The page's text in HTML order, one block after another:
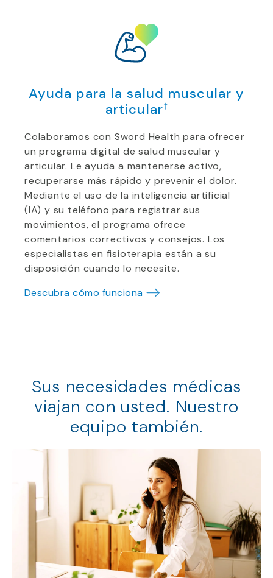
Ayuda para la salud muscular y
articular†
Colaboramos con Sword Health para ofrecer
un programa digital de salud muscular y
articular. Le ayuda a mantenerse activo,
recuperarse más rápido y prevenir el dolor.
Mediante el uso de la inteligencia artificial
(IA) y su teléfono para registrar sus
movimientos, el programa ofrece
comentarios correctivos y consejos. Los
especialistas en fisioterapia están a su
disposición cuando lo necesite.
Descubra cómo funciona
Sus necesidades médicas
viajan con usted. Nuestro
equipo también.